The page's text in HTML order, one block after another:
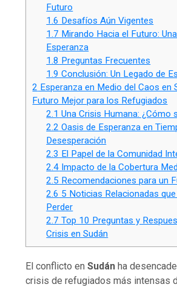
Futuro
1.6 Desafíos Aún Vigentes
1.7 Mirando Hacia el Futuro:
Esperanza
1.8 Preguntas Frecuentes
1.9 Conclusión: Un Legado de
2 Esperanza en Medio del Caos en
Futuro Mejor para los Refugiados
2.1 Una Crisis Humana: ¿Cómo
2.2 Oasis de Esperanza en
Desesperación
2.3 El Papel de la Comunidad
2.4 Impacto de la Cobertura
2.5 Recomendaciones para un
2.6 5 Noticias Relacionadas
Perder
2.7 Top 10 Preguntas y
Crisis en Sudán
El conflicto enSudán ha
crisis de refugiados más intensas